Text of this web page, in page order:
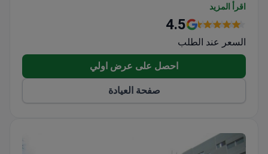
متخصص في جراحة الأعصاب، وجراحة العظام، وأمراض
القلب.
في عام 2022 وحده.
Vinci Xi، وجهاز رنين مغناطيسي 3-Tesla.
جناحاً فاخراً.
50001 لإدارة الجودة والبيئة.
اقرأ المزيد
4.5
السعر عند الطلب
احصل على عرض اولي
صفحة العيادة